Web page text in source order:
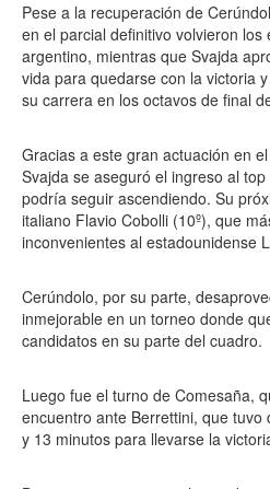
Pese a la recuperación de
en el parcial definitivo volvieron
argentino, mientras que Svajda
vida para quedarse con la victoria
su carrera en los octavos de final
Gracias a este gran actuación en
Svajda se aseguró el ingreso al
podría seguir ascendiendo. Su
italiano Flavio Cobolli (10º), que
inconvenientes al estadounidense
Cerúndolo, por su parte,
inmejorable en un torneo donde
candidatos en su parte del cuadro.
Luego fue el turno de Comesaña,
encuentro ante Berrettini, que
y 13 minutos para llevarse la